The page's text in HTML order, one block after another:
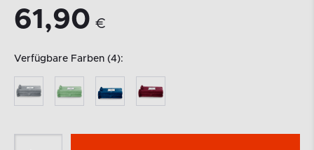
61,90 €
Verfügbare Farben (4):